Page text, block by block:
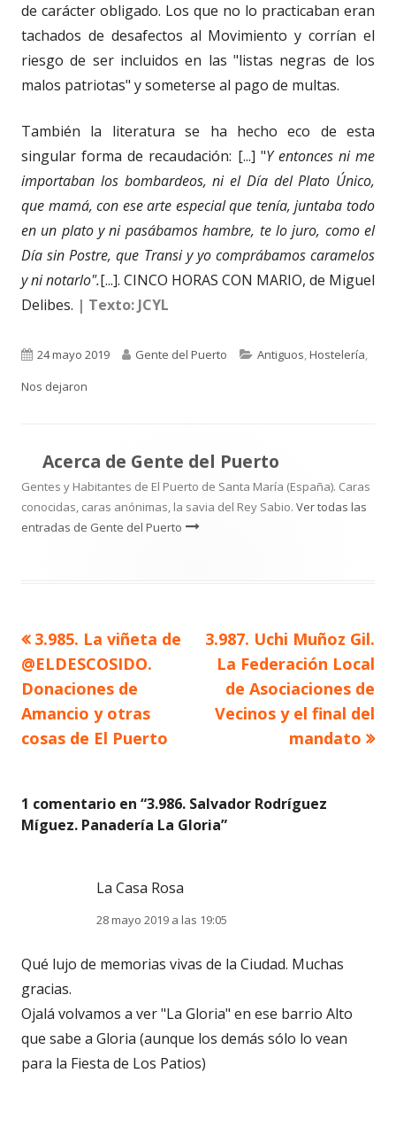
de carácter obligado. Los que no lo practicaban eran
tachados de desafectos al Movimiento y corrían el
riesgo de ser incluidos en las "listas negras de los
malos patriotas" y someterse al pago de multas.
También la literatura se ha hecho eco de esta
singular forma de recaudación: [...] "Y entonces ni me
importaban los bombardeos, ni el Día del Plato Único,
que mamá, con ese arte especial que tenía, juntaba todo
en un plato y ni pasábamos hambre, te lo juro, como el
Día sin Postre, que Transi y yo comprábamos caramelos
y ni notarlo".[...]. CINCO HORAS CON MARIO, de Miguel
Delibes. | Texto: JCYL
Publicado
el
24 mayo 2019 Autor
Gente del Puerto Categorías
Antiguos,Hostelería,
Nos dejaron
Acerca de Gente del Puerto
Gentes y Habitantes de El Puerto de Santa María (España). Caras
conocidas, caras anónimas, la savia del Rey Sabio. Ver todas las
entradas de Gente del Puerto
Navegación
de
entradas
Artículo
anterior
3.985. La viñeta de
@ELDESCOSIDO.
Donaciones de
Amancio y otras
cosas de El Puerto
Artículo
siguiente
3.987. Uchi Muñoz Gil.
La Federación Local
de Asociaciones de
Vecinos y el final del
mandato
1 comentario en “3.986. Salvador Rodríguez
Míguez. Panadería La Gloria”
La Casa Rosa
28 mayo 2019 a las 19:05
Qué lujo de memorias vivas de la Ciudad. Muchas
gracias.
Ojalá volvamos a ver "La Gloria" en ese barrio Alto
que sabe a Gloria (aunque los demás sólo lo vean
para la Fiesta de Los Patios)